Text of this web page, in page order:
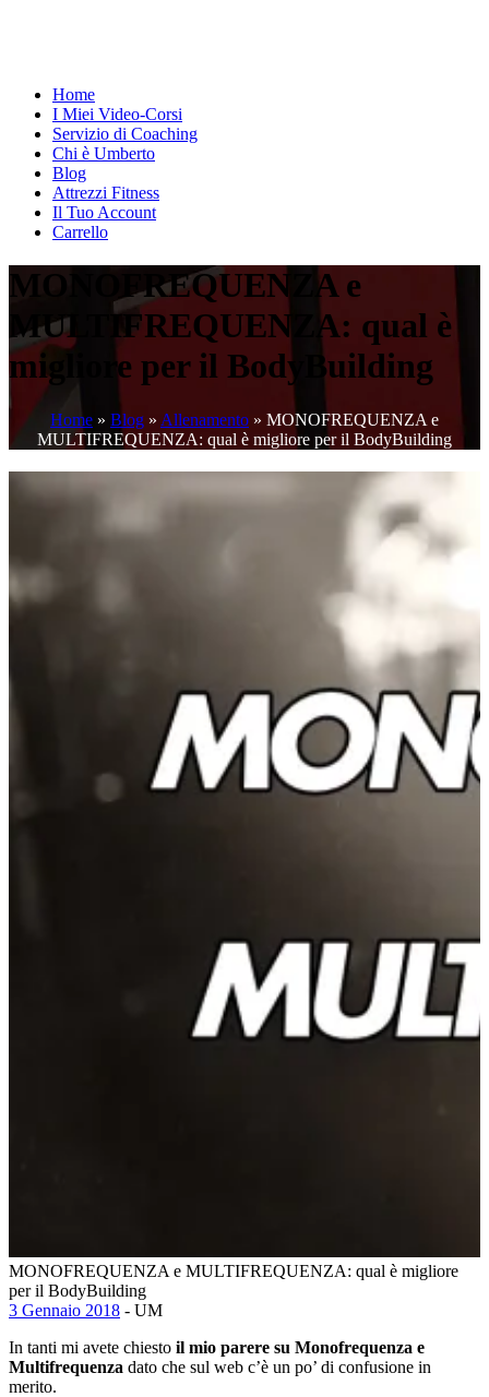
Home
I Miei Video-Corsi
Servizio di Coaching
Chi è Umberto
Blog
Attrezzi Fitness
Il Tuo Account
Carrello
MONOFREQUENZA e
MULTIFREQUENZA: qual è
migliore per il BodyBuilding
Home » Blog » Allenamento » MONOFREQUENZA e
MULTIFREQUENZA: qual è migliore per il BodyBuilding
MONOFREQUENZA e MULTIFREQUENZA: qual è migliore
per il BodyBuilding
3 Gennaio 2018 - UM
In tanti mi avete chiesto il mio parere su Monofrequenza e
Multifrequenza dato che sul web c’è un po’ di confusione in
merito.